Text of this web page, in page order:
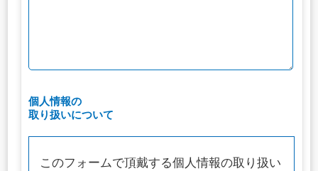
個人情報の
取り扱いについて
このフォームで頂戴する個人情報の取り扱い